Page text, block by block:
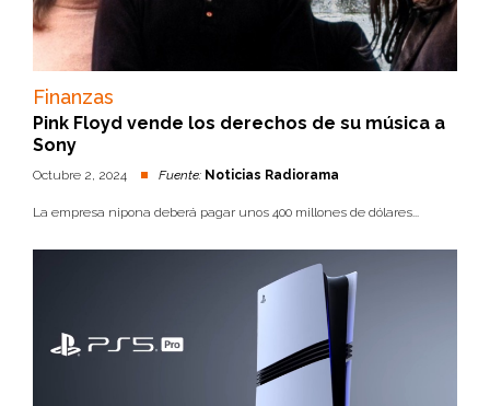
Finanzas
Pink Floyd vende los derechos de su música a
Sony
Octubre 2, 2024 Fuente: Noticias Radiorama
La empresa nipona deberá pagar unos 400 millones de dólares...